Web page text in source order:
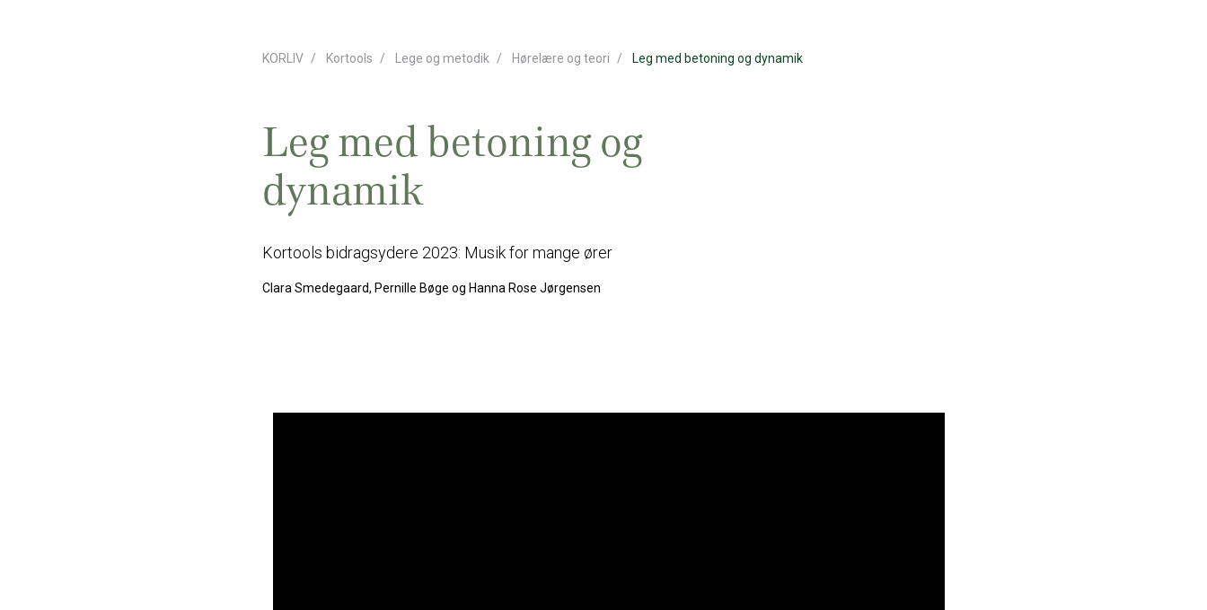
KORLIV Kortools Lege og metodik Hørelære og teori Leg med betoning og dynamik
Leg med betoning og
dynamik
Kortools bidragsydere 2023: Musik for mange ører
Clara Smedegaard, Pernille Bøge og Hanna Rose Jørgensen